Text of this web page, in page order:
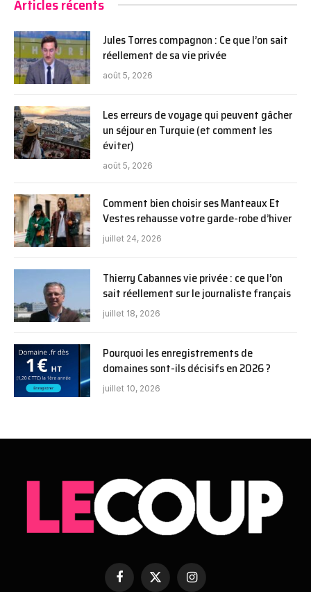
Articles récents
Jules Torres compagnon : Ce que l’on sait
réellement de sa vie privée
août 5, 2026
Les erreurs de voyage qui peuvent gâcher
un séjour en Turquie (et comment les
éviter)
août 5, 2026
Comment bien choisir ses Manteaux Et
Vestes rehausse votre garde-robe d’hiver
juillet 24, 2026
Thierry Cabannes vie privée : ce que l’on
sait réellement sur le journaliste français
juillet 18, 2026
Pourquoi les enregistrements de
domaines sont-ils décisifs en 2026 ?
juillet 10, 2026
Facebook
X
Instagram